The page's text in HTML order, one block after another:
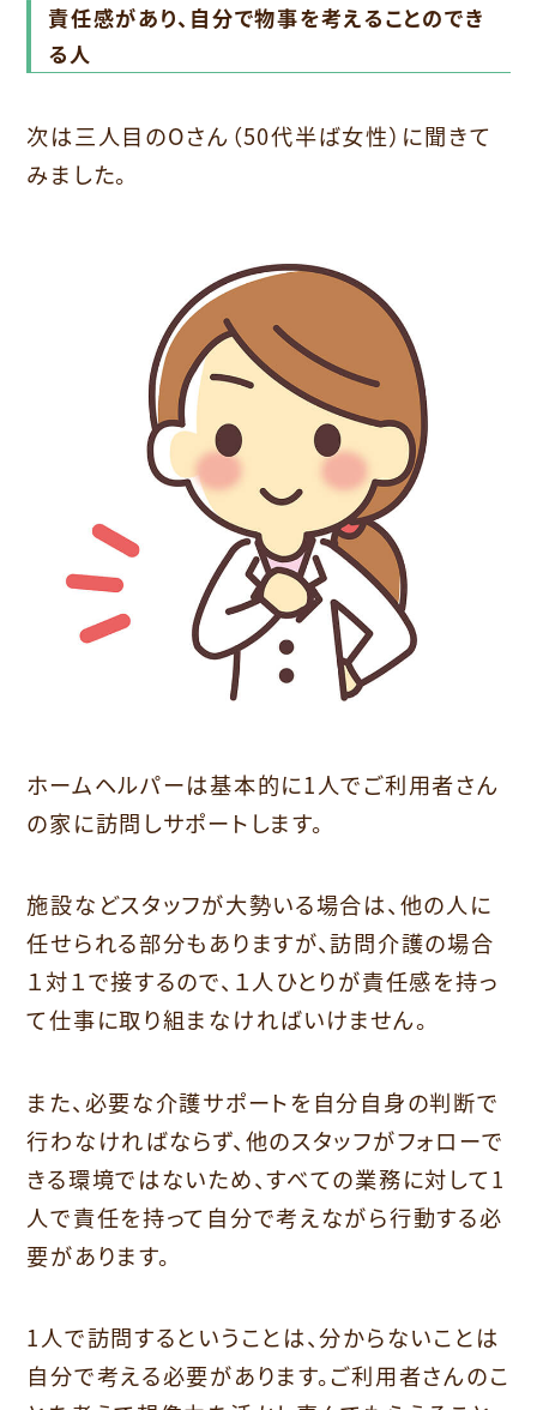
責任感があり、自分で物事を考えることのでき
る人
次は三人目のOさん（50代半ば女性）に聞きて
みました。
ホームヘルパーは基本的に1人でご利用者さん
の家に訪問しサポートします。
施設などスタッフが大勢いる場合は、他の人に
任せられる部分もありますが、訪問介護の場合
１対１で接するので、１人ひとりが責任感を持っ
て仕事に取り組まなければいけません。
また、必要な介護サポートを自分自身の判断で
行わなければならず、他のスタッフがフォローで
きる環境ではないため、すべての業務に対して1
人で責任を持って自分で考えながら行動する必
要があります。
1人で訪問するということは、分からないことは
自分で考える必要があります。ご利用者さんのこ